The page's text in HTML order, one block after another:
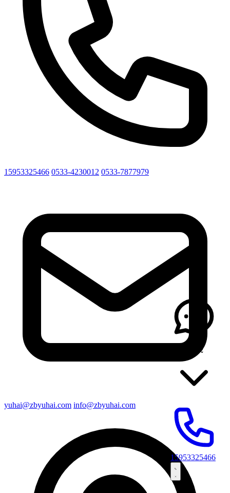
15953325466 0533-4230012 0533-7877979
yuhai@zbyuhai.com info@zbyuhai.com
咨询热线
15953325466